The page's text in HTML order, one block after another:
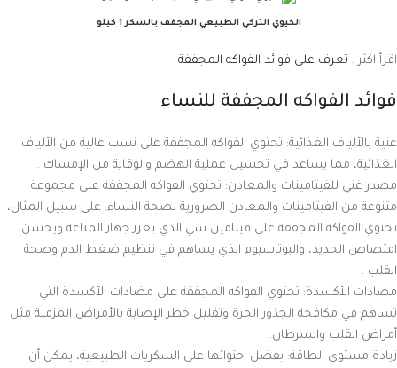
الكيوي التركي الطبيعي المجفف بالسكر 1 كيلو
اقرأ اكثر : تعرف على فوائد الفواكه المجففة
فوائد الفواكه المجففة للنساء
غنية بالألياف الغذائية: تحتوي الفواكه المجففة على نسب عالية من الألياف
الغذائية، مما يساعد في تحسين عملية الهضم والوقاية من الإمساك .
مصدر غني للفيتامينات والمعادن: تحتوي الفواكه المجففة على مجموعة
متنوعة من الفيتامينات والمعادن الضرورية لصحة النساء. على سبيل المثال،
تحتوي الفواكه المجففة على فيتامين سي الذي يعزز جهاز المناعة ويحسن
امتصاص الحديد، والبوتاسيوم الذي يساهم في تنظيم ضغط الدم وصحة
القلب .
مضادات الأكسدة: تحتوي الفواكه المجففة على مضادات الأكسدة التي
تساهم في مكافحة الجذور الحرة وتقليل خطر الإصابة بالأمراض المزمنة مثل
أمراض القلب والسرطان.
زيادة مستوى الطاقة: بفضل احتوائها على السكريات الطبيعية، يمكن أن